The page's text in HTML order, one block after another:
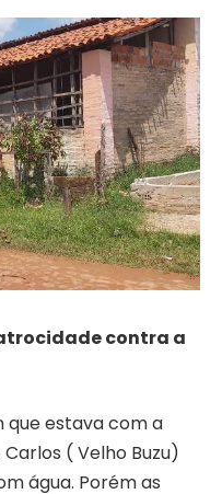
contra a
que estava com a
( Velho Buzu)
água. Porém as